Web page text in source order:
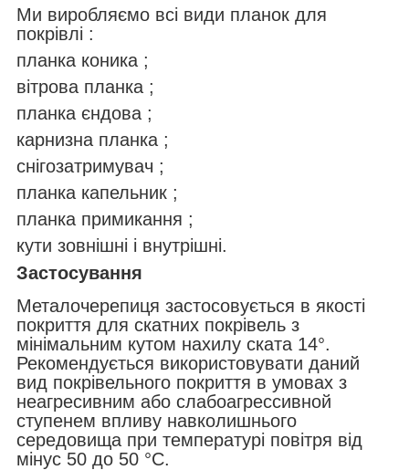
Ми виробляємо всі види планок для
покрівлі :
планка коника ;
вітрова планка ;
планка єндова ;
карнизна планка ;
снігозатримувач ;
планка капельник ;
планка примикання ;
кути зовнішні і внутрішні.
Застосування
Металочерепиця застосовується в якості
покриття для скатних покрівель з
мінімальним кутом нахилу ската 14°.
Рекомендується використовувати даний
вид покрівельного покриття в умовах з
неагресивним або слабоагрессивной
ступенем впливу навколишнього
середовища при температурі повітря від
мінус 50 до 50 °С.